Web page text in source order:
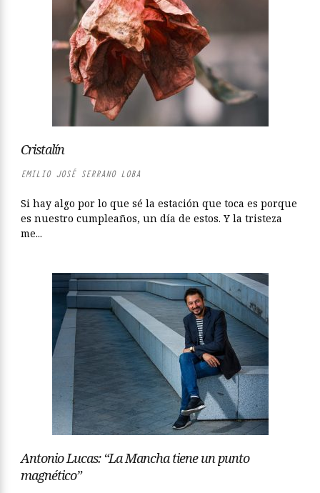
Cristalín
EMILIO JOSÉ SERRANO LOBA
Si hay algo por lo que sé la estación que toca es porque
es nuestro cumpleaños, un día de estos. Y la tristeza
me...
Antonio Lucas: “La Mancha tiene un punto
magnético”